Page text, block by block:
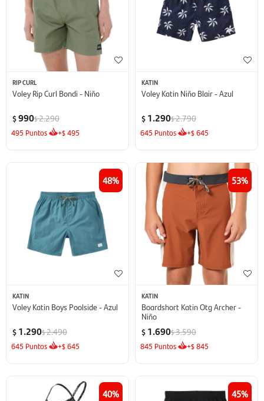
RIP CURL
Voley Rip Curl Bondi - Niño
$990$2.290
495 Puntos +$495
KATIN
Voley Katin Niño Blair - Azul
$ 1.290$2.790
645 Puntos +$645
48
KATIN
Voley Katin Boys Poolside - Azul
$ 1.290$2.490
645 Puntos +$645
53
KATIN
Boardshort Katin Otg Archer -
Niño
$ 1.690$3.590
845 Puntos +$845
40 45